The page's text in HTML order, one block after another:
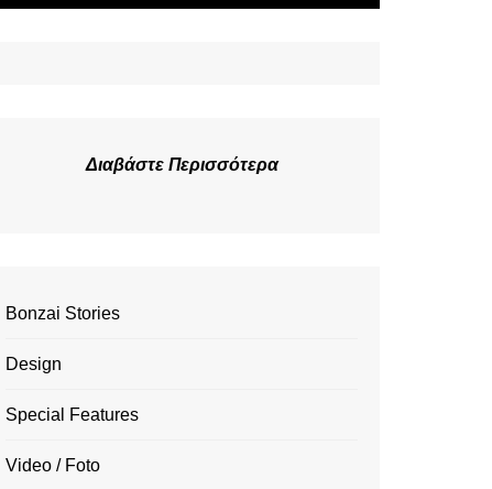
Συνταγές
Κινέζικο Ωροσκόπιο
Διαβάστε Περισσότερα
Bonzai Stories
Design
Special Features
Video / Foto